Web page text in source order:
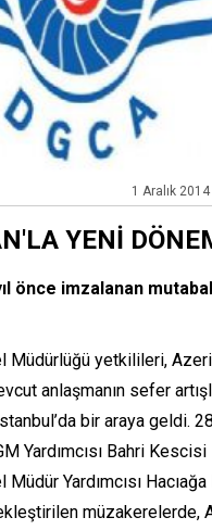
1 Aralık
YENİ
önce imzalanan
Müdürlüğü yetkilileri, Azeri
anlaşmanın sefer
bir araya geldi.
Yardımcısı Bahri
Müdür Yardımcısı
müzakerelerde,